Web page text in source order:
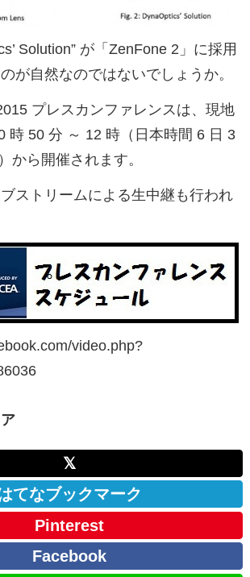
Solution” が「ZenFone 2」に採用
が自然なのではないでしょうか。
プレスカンファレンスは、現地
時 50 分 ～ 12 時（日本時間 6 日 3
から開催されます。
ストリームによる生中継も行われ
video.php?
𝕏
てなブックマーク
Pinterest
Facebook